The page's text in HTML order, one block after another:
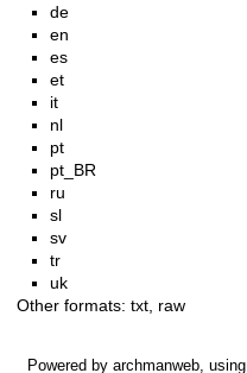
de
en
es
et
it
nl
pt
pt_BR
ru
sl
sv
tr
uk
Other formats: txt raw
Powered by archmanweb, using